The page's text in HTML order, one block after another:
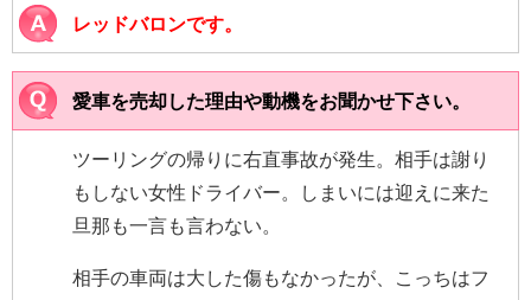
レッドバロンです。
愛車を売却した理由や動機をお聞かせ下さい。
ツーリングの帰りに右直事故が発生。相手は謝り
もしない女性ドライバー。しまいには迎えに来た
旦那も一言も言わない。
相手の車両は大した傷もなかったが、こっちはフ